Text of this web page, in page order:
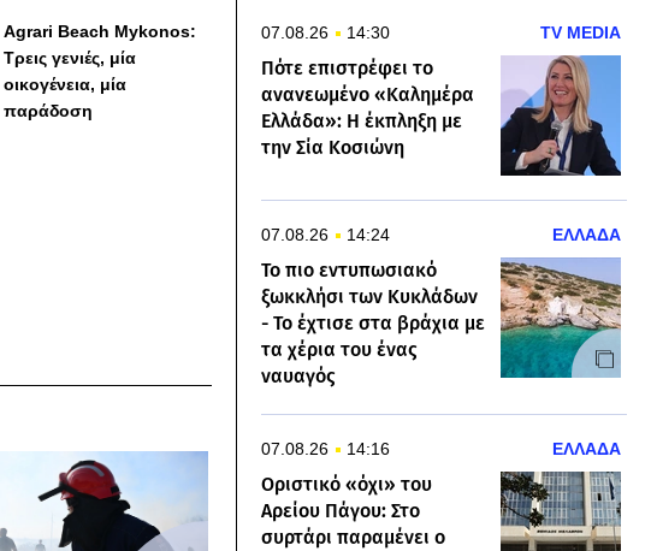
Agrari Beach Mykonos:
Τρεις γενιές, μία
οικογένεια, μία
παράδοση
07.08.26 14:30 TV MEDIA
Πότε επιστρέφει το
ανανεωμένο «Καλημέρα
Ελλάδα»: Η έκπληξη με
την Σία Κοσιώνη
07.08.26 14:24 ΕΛΛΑΔΑ
Το πιο εντυπωσιακό
ξωκκλήσι των Κυκλάδων
- Το έχτισε στα βράχια με
τα χέρια του ένας
ναυαγός
07.08.26 14:16 ΕΛΛΑΔΑ
Οριστικό «όχι» του
Αρείου Πάγου: Στο
συρτάρι παραμένει ο